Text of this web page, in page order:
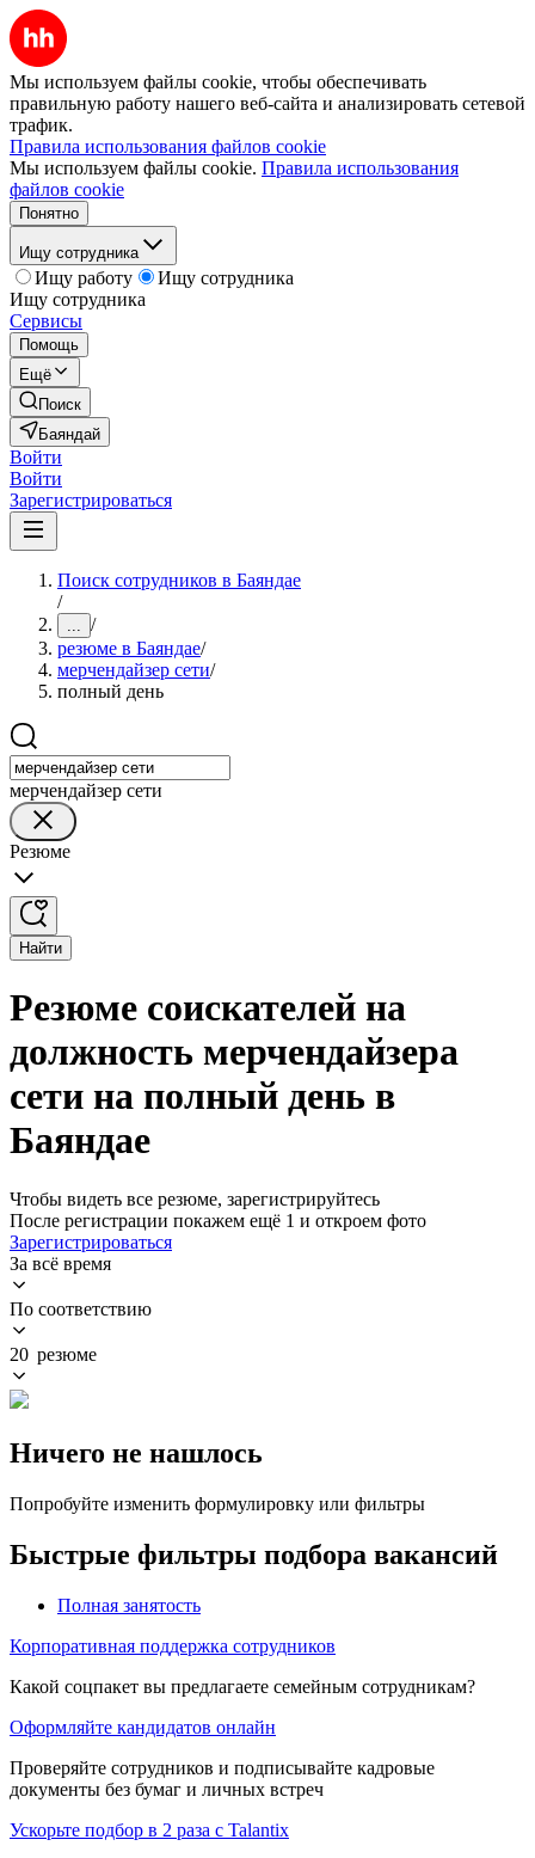
Мы используем файлы cookie, чтобы обеспечивать
правильную работу нашего веб-сайта и анализировать сетевой
трафик.
Правила использования файлов cookie
Мы используем файлы cookie. Правила использования
файлов cookie
Понятно
Ищу сотрудника
Ищу работу
Ищу сотрудника
Ищу сотрудника
Сервисы
Помощь
Ещё
Поиск
Баяндай
Войти
Войти
Зарегистрироваться
Поиск сотрудников в Баяндае
/
... /
резюме в Баяндае/
мерчендайзер сети/
полный день
мерчендайзер сети
Резюме
Найти
Резюме соискателей на
должность мерчендайзера
сети на полный день в
Баяндае
Чтобы видеть все резюме, зарегистрируйтесь
После регистрации покажем ещё 1 и откроем фото
Зарегистрироваться
За всё время
По соответствию
20 резюме
Ничего не нашлось
Попробуйте изменить формулировку или фильтры
Быстрые фильтры подбора вакансий
Полная занятость
Корпоративная поддержка сотрудников
Какой соцпакет вы предлагаете семейным сотрудникам?
Оформляйте кандидатов онлайн
Проверяйте сотрудников и подписывайте кадровые
документы без бумаг и личных встреч
Ускорьте подбор в 2 раза с Talantix